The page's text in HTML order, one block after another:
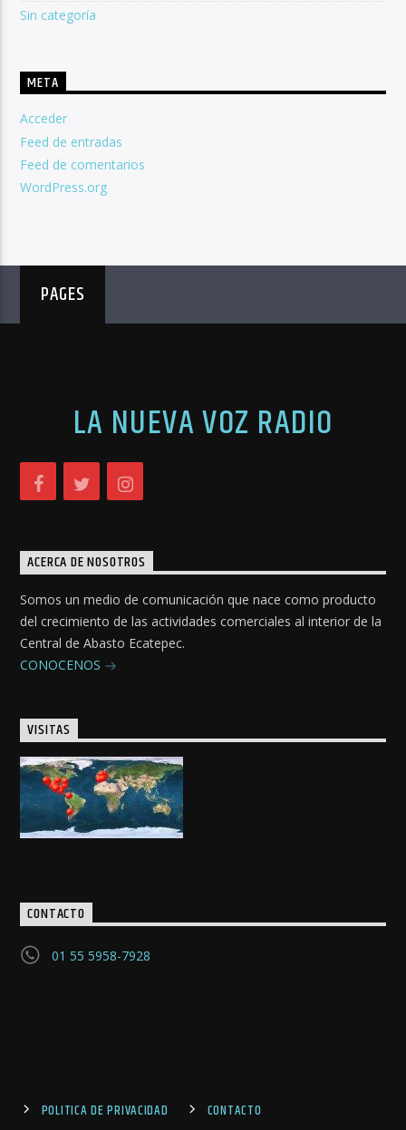
Sin categoría
META
Acceder
Feed de entradas
Feed de comentarios
WordPress.org
PAGES
LA NUEVA VOZ RADIO
ACERCA DE NOSOTROS
Somos un medio de comunicación que nace como producto
del crecimiento de las actividades comerciales al interior de la
Central de Abasto Ecatepec.
CONOCENOS
VISITAS
CONTACTO
01 55 5958-7928
POLITICA DE PRIVACIDAD CONTACTO